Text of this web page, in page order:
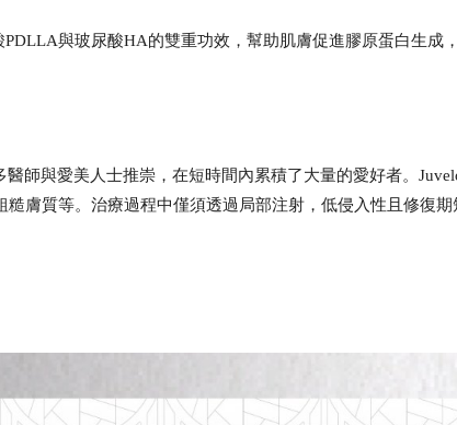
與玻尿酸HA的雙重功效，幫助肌膚促進膠原蛋白生成
師與愛美人士推崇，在短時間內累積了大量的愛好者。
膚質等。治療過程中僅須透過局部注射，低侵入性且修復期